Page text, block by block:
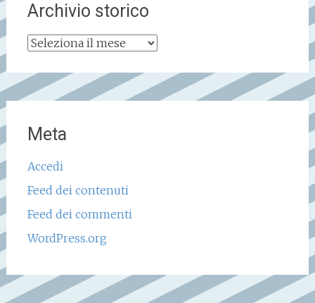
Archivio storico
Archivio
Meta
Accedi
Feed dei contenuti
Feed dei commenti
WordPress.org